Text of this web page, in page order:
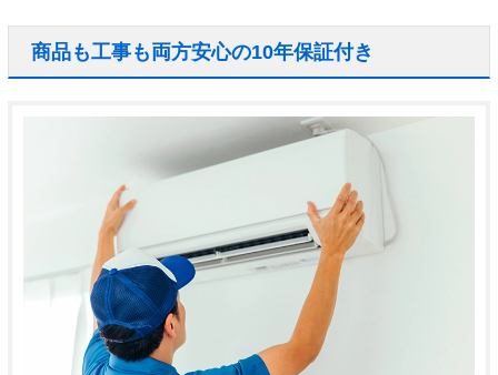
商品も工事も両方安心の10年保証付き